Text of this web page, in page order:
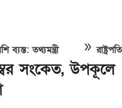
তথ্যমন্ত্রী রাষ্ট্রপতি
সংকেত, উপকূলে